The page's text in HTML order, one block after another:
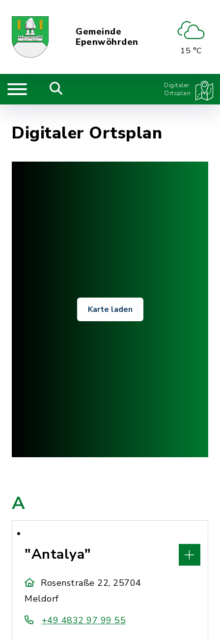
Gemeinde
Epenwöhrden
15 °C
Digitaler
Ortsplan
Digitaler Ortsplan
Karte laden
A
"Antalya"
Rosenstraße 22, 25704
Meldorf
+49 4832 97 99 55